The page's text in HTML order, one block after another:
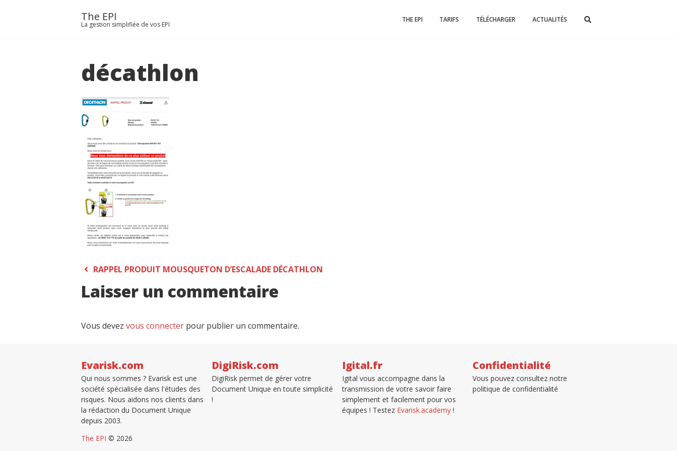
The EPI
La gestion simplifiée de vos EPI
THE EPI TARIFS TÉLÉCHARGER ACTUALITÉS
décathlon
Navigation
de
l’article
RAPPEL PRODUIT MOUSQUETON D’ESCALADE DÉCATHLON
Laisser un commentaire
Vous devezvous connecter pour publier un commentaire.
Evarisk.com
Qui nous sommes ? Evarisk est une
société spécialisée dans l'études des
risques. Nous aidons nos clients dans
la rédaction du Document Unique
depuis 2003.
DigiRisk.com
DigiRisk permet de gérer votre
Document Unique en toute simplicité
!
Igital.fr
Igital vous accompagne dans la
transmission de votre savoir faire
simplement et facilement pour vos
équipes ! Testez Evarisk.academy!
Confidentialité
Vous pouvez consultez notre
politique de confidentialité
The EPI © 2026